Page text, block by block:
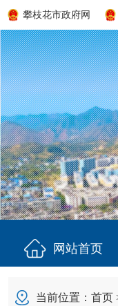
攀枝花市政府网
网站首页
当前位置： 首页